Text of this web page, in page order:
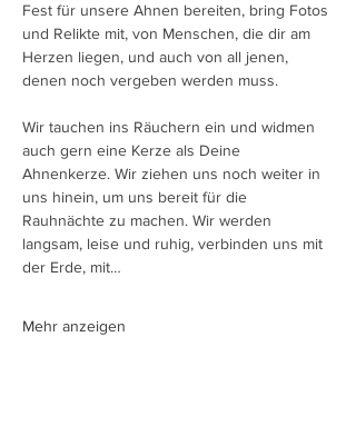
Fest für unsere Ahnen bereiten, bring Fotos
und Relikte mit, von Menschen, die dir am
Herzen liegen, und auch von all jenen,
denen noch vergeben werden muss.
Wir tauchen ins Räuchern ein und widmen
auch gern eine Kerze als Deine
Ahnenkerze. Wir ziehen uns noch weiter in
uns hinein, um uns bereit für die
Rauhnächte zu machen. Wir werden
langsam, leise und ruhig, verbinden uns mit
der Erde, mit…
Mehr anzeigen